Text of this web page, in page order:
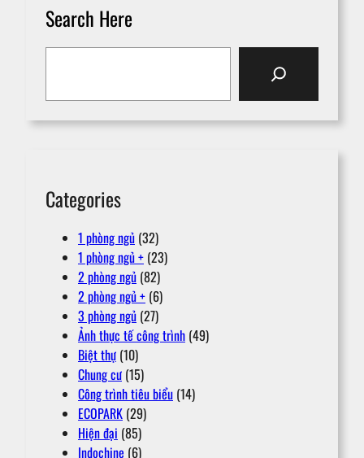
Search Here
Categories
1 phòng ngủ (32)
1 phòng ngủ + (23)
2 phòng ngủ (82)
2 phòng ngủ + (6)
3 phòng ngủ (27)
Ảnh thực tế công trình (49)
Biệt thự (10)
Chung cư (15)
Công trình tiêu biểu (14)
ECOPARK (29)
Hiện đại (85)
Indochine (6)